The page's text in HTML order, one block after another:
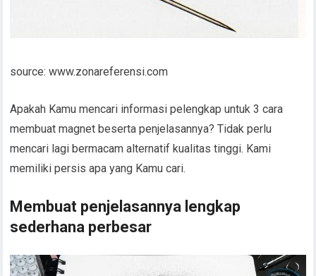
source: www.zonareferensi.com
Apakah Kamu mencari informasi pelengkap untuk 3 cara
membuat magnet beserta penjelasannya? Tidak perlu
mencari lagi bermacam alternatif kualitas tinggi. Kami
memiliki persis apa yang Kamu cari.
Membuat penjelasannya lengkap
sederhana perbesar